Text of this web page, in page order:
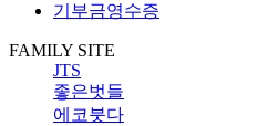
기부금영수증
FAMILY SITE
JTS
좋은벗들
에코붓다